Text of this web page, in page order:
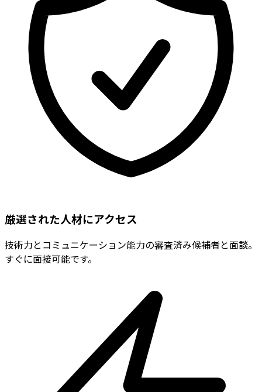
厳選された人材にアクセス
技術力とコミュニケーション能力の審査済み候補者と面談。
すぐに面接可能です。